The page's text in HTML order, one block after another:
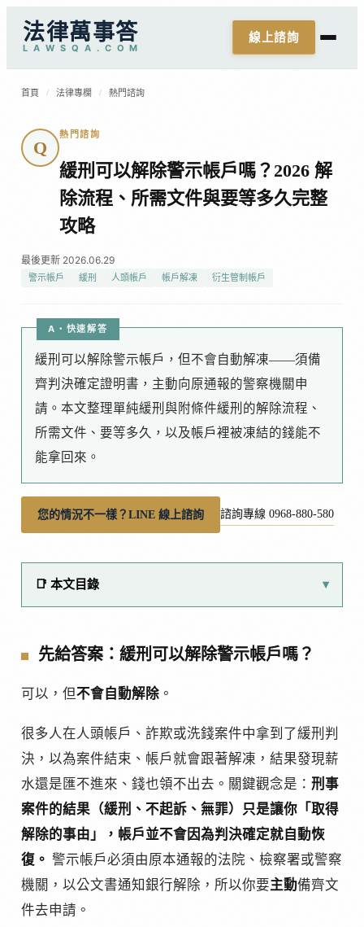
法律萬事答
L A W S Q A . C O M
線上諮詢
首頁 / 法律專欄 / 熱門諮詢
Q
熱門諮詢
緩刑可以解除警示帳戶嗎？2026 解
除流程、所需文件與要等多久完整
攻略
最後更新 2026.06.29
警示帳戶 緩刑 人頭帳戶 帳戶解凍 衍生管制帳戶
A・快速解答
緩刑可以解除警示帳戶，但不會自動解凍——須備
齊判決確定證明書，主動向原通報的警察機關申
請。本文整理單純緩刑與附條件緩刑的解除流程、
所需文件、要等多久，以及帳戶裡被凍結的錢能不
能拿回來。
您的情況不一樣？LINE 線上諮詢 諮詢專線 0968-880-580
📑 本文目錄
先給答案：緩刑可以解除警示帳戶嗎？
可以，但不會自動解除 。
很多人在人頭帳戶、詐欺或洗錢案件中拿到了緩刑判
決，以為案件結束、帳戶就會跟著解凍，結果發現薪
水還是匯不進來、錢也領不出去。關鍵觀念是： 刑事
案件的結果（緩刑、不起訴、無罪）只是讓你「取得
解除的事由」，帳戶並不會因為判決確定就自動恢
復。 警示帳戶必須由原本通報的法院、檢察署或警察
機關，以公文書通知銀行解除，所以你要主動備齊文
件去申請。